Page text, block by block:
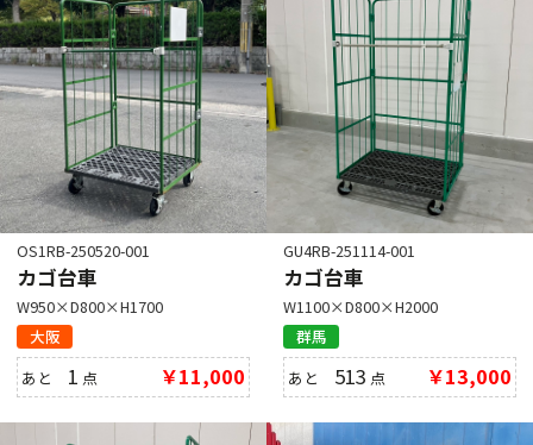
OS1RB-250520-001
カゴ台車
W950×D800×H1700
大阪
あと 1 点 ￥11,000
GU4RB-251114-001
カゴ台車
W1100×D800×H2000
群馬
あと 513 点 ￥13,000